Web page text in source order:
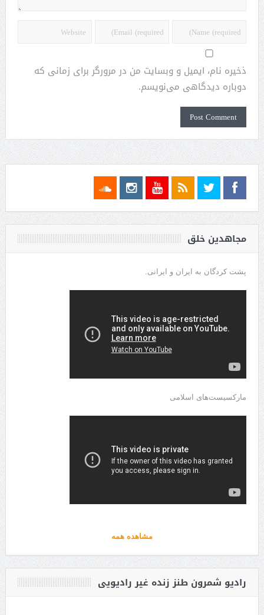
ذخیره نام، ایمیل و وبسایت من در مرورگر برای زمانی که
دوباره دیدگاهی می‌نویسم.
مجاهدین خلق
پشت کردگان به ایران و ایرانی.
مارکسیست‌های اسلامی
مشاهده همه
رادیو شمرون طنز زنده غیر رادیویی